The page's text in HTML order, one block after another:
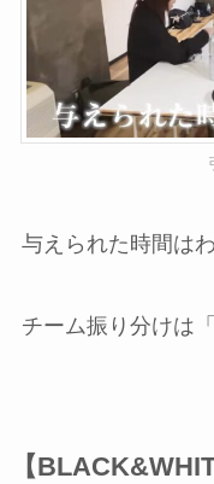
与えられた時間は
チーム振り分けは
【